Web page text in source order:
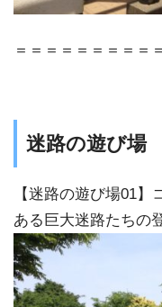
＝＝＝＝＝＝＝＝＝
迷路の遊び場
【迷路の遊び場01
ある巨大迷路たちの